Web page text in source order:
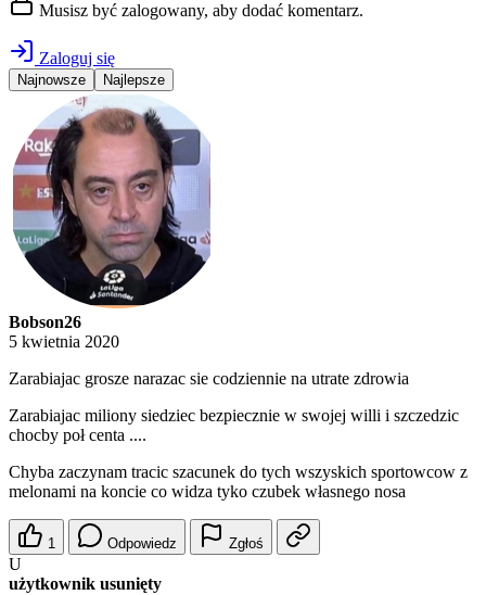
Musisz być zalogowany, aby dodać komentarz.
Zaloguj się
Najnowsze Najlepsze
Bobson26
5 kwietnia 2020
Zarabiajac grosze narazac sie codziennie na utrate zdrowia
Zarabiajac miliony siedziec bezpiecznie w swojej willi i szczedzic
chocby poł centa ....
Chyba zaczynam tracic szacunek do tych wszyskich sportowcow z
melonami na koncie co widza tyko czubek własnego nosa
1 Odpowiedz Zgłoś
U
użytkownik usunięty